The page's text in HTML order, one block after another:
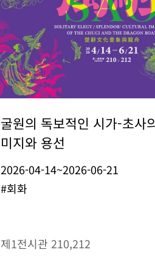
굴원의 독보적인 시가-초사
미지와 용선
2026-04-14~2026-06-21
#회화
제1전시관 210,212